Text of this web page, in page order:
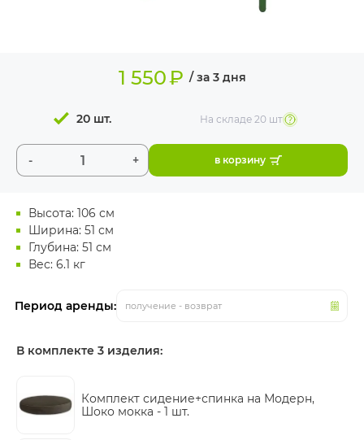
Высота: 106 см
Ширина: 51 см
Глубина: 51 см
Вес: 6.1 кг
Период аренды: получение - возврат
1 550₽ / за 3 дня
- +
20 шт. На складе 20 шт
в корзину
В комплекте 3 изделия:
Комплект сидение+спинка на Модерн,
Шоко мокка - 1 шт.